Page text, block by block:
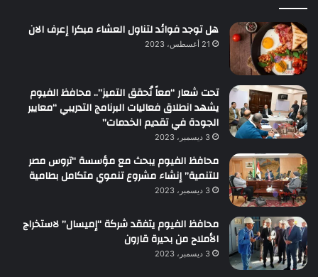
هل توجد فوائد لتناول العشاء مبكرا إعرف الان
21 أغسطس، 2023
تحت شعار “معاً نُحقق التميز”.. محافظ الفيوم
يشهد انطلاق فعاليات البرنامج التدريبي “معايير
الجودة في تقديم الخدمات”
3 ديسمبر، 2023
محافظ الفيوم يبحث مع مؤسسة “تروس مصر
للتنمية” إنشاء مشروع تنموي متكامل بطامية
3 ديسمبر، 2023
محافظ الفيوم يتفقد شركة “إميسال” لاستخراج
الأملاح من بحيرة قارون
3 ديسمبر، 2023